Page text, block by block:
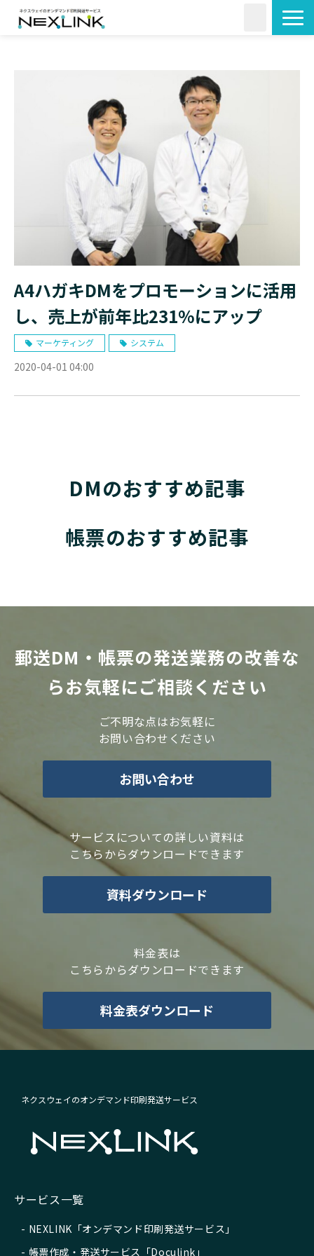
料金・形状
よくあるご質問
A4ハガキDMをプロモーションに活用
し、売上が前年比231%にアップ
マーケティング システム
2020-04-01 04:00
DMのおすすめ記事
帳票のおすすめ記事
郵送DM・帳票の発送業務の改善な
らお気軽にご相談ください
ご不明な点はお気軽に
お問い合わせください
お問い合わせ
サービスについての詳しい資料は
こちらからダウンロードできます
資料ダウンロード
料金表は
こちらからダウンロードできます
料金表ダウンロード
ネクスウェイのオンデマンド印刷発送サービス
サービス一覧
NEXLINK「オンデマンド印刷発送サービス」
帳票作成・発送サービス「Doculink」